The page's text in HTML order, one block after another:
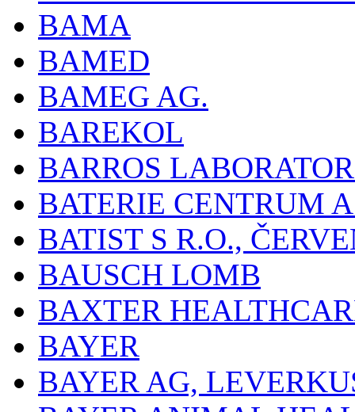
BAMA
BAMED
BAMEG AG.
BAREKOL
BARROS
BATERIE CENTRUM
BATIST S R.O.,
BAUSCH LOMB
BAXTER
BAYER
BAYER AG,